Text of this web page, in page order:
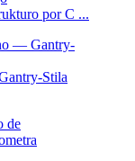
por C ...
Stila